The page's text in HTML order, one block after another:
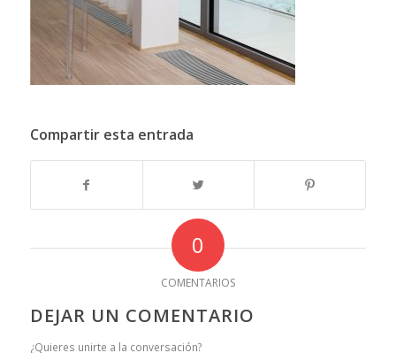
Compartir esta entrada
0
COMENTARIOS
DEJAR UN COMENTARIO
¿Quieres unirte a la conversación?